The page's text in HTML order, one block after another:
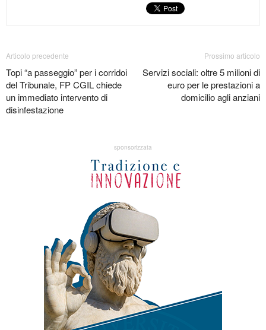
Articolo precedente
Topi “a passeggio” per i corridoi
del Tribunale, FP CGIL chiede
un immediato intervento di
disinfestazione
Prossimo articolo
Servizi sociali: oltre 5 milioni di
euro per le prestazioni a
domicilio agli anziani
sponsorizzata